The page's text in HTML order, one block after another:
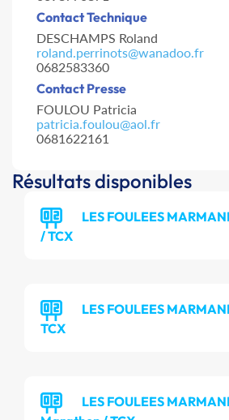
Contact Technique
DESCHAMPS Roland
roland.perrinots@wanadoo.fr
0682583360
Contact Presse
FOULOU Patricia
patricia.foulou@aol.fr
0681622161
Résultats disponibles
LES FOULEES
/ TCX
LES FOULEES
TCX
LES FOULEES